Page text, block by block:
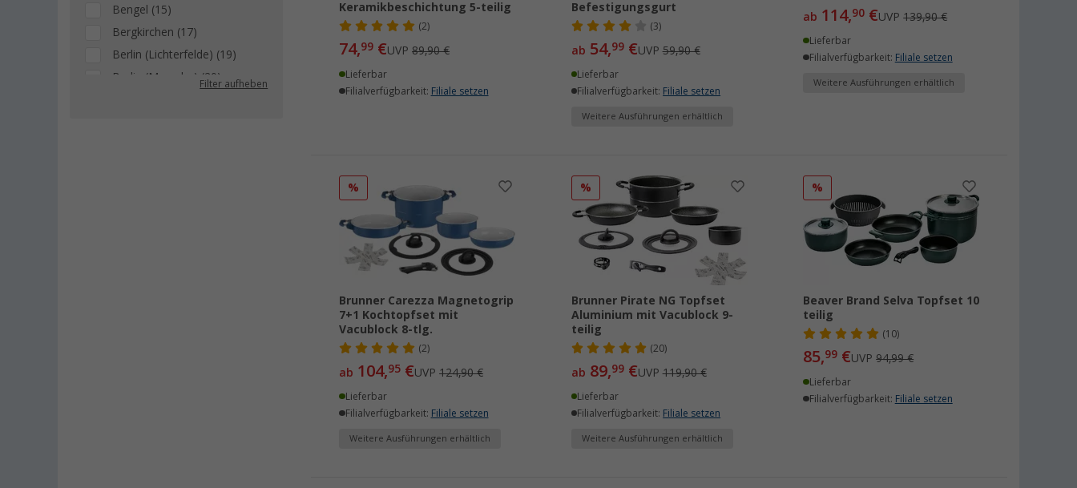
Bengel (15)
Bergkirchen (17)
Berlin (Lichterfelde) (19)
Berlin (Marzahn) (20)
Filter aufheben
Keramikbeschichtung 5-teilig
(2)
74,99 €UVP89,90 €
Lieferbar
Filialverfügbarkeit: Filiale setzen
Befestigungsgurt
(3)
ab 54,99€UVP59,90 €
Lieferbar
Filialverfügbarkeit: Filiale setzen
Weitere Ausführungen erhältlich
ab 114,90 €UVP139,90 €
Lieferbar
Filialverfügbarkeit: Filiale setzen
Weitere Ausführungen erhältlich
%
Brunner Carezza Magnetogrip
7+1 Kochtopfset mit
Vacublock 8-tlg.
(2)
ab 104,95 €UVP124,90 €
Lieferbar
Filialverfügbarkeit: Filiale setzen
Weitere Ausführungen erhältlich
%
Brunner Pirate NG Topfset
Aluminium mit Vacublock 9-
teilig
(20)
ab 89,99€UVP119,90 €
Lieferbar
Filialverfügbarkeit: Filiale setzen
Weitere Ausführungen erhältlich
%
Beaver Brand Selva Topfset 10
teilig
(10)
85,99 €UVP94,99 €
Lieferbar
Filialverfügbarkeit: Filiale setzen